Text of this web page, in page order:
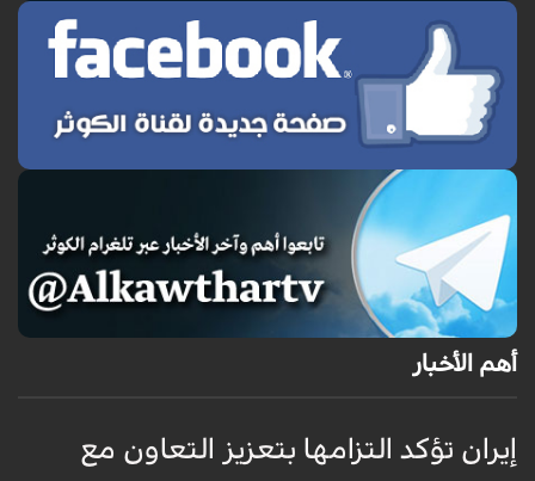
أهم الأخبار
إيران تؤكد التزامها بتعزيز التعاون مع